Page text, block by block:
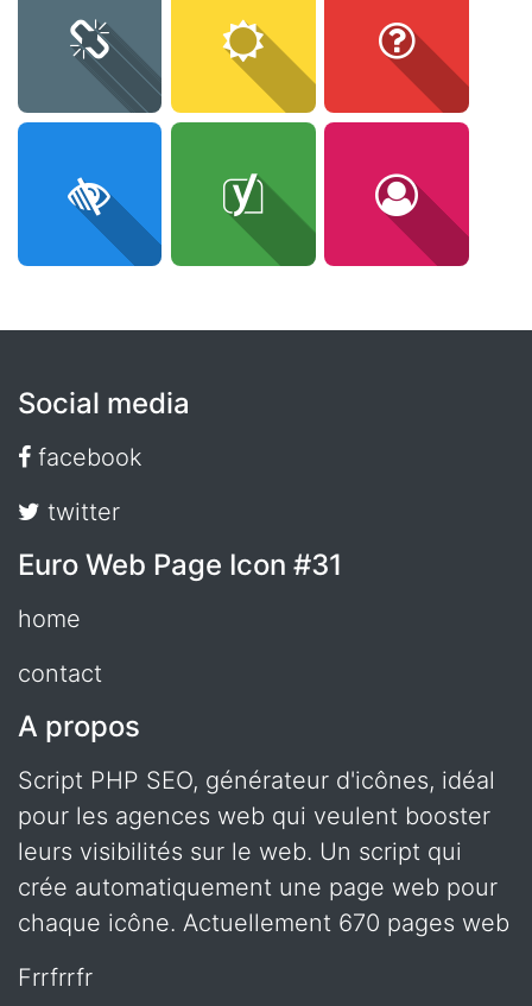
Social media
facebook
twitter
Euro Web Page Icon #31
home
contact
A propos
Script PHP SEO, générateur d'icônes, idéal
pour les agences web qui veulent booster
leurs visibilités sur le web. Un script qui
crée automatiquement une page web pour
chaque icône. Actuellement 670 pages web
frrfrrfr